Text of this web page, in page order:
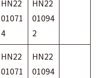
HN22
01071
4
HN22
01094
2
HN22
01071
HN22
01094